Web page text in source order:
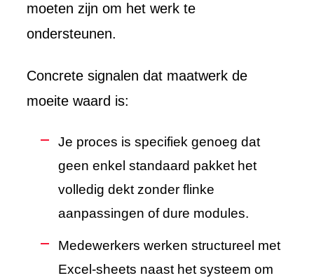
moeten zijn om het werk te
ondersteunen.
Concrete signalen dat maatwerk de
moeite waard is:
Je proces is specifiek genoeg dat
geen enkel standaard pakket het
volledig dekt zonder flinke
aanpassingen of dure modules.
Medewerkers werken structureel met
Excel-sheets naast het systeem om